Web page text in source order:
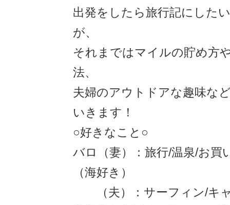
出発をしたら旅行記にした
が、
それまではマイルの貯め方
法、
夫婦のアウトドアな趣味な
いきます！
○好きなこと○
バロ（妻）：旅行/温泉/お買
（海好き）
（夫）：サーフィン/キャ